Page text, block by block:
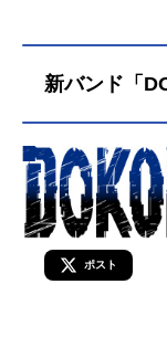
新バンド「
ポスト